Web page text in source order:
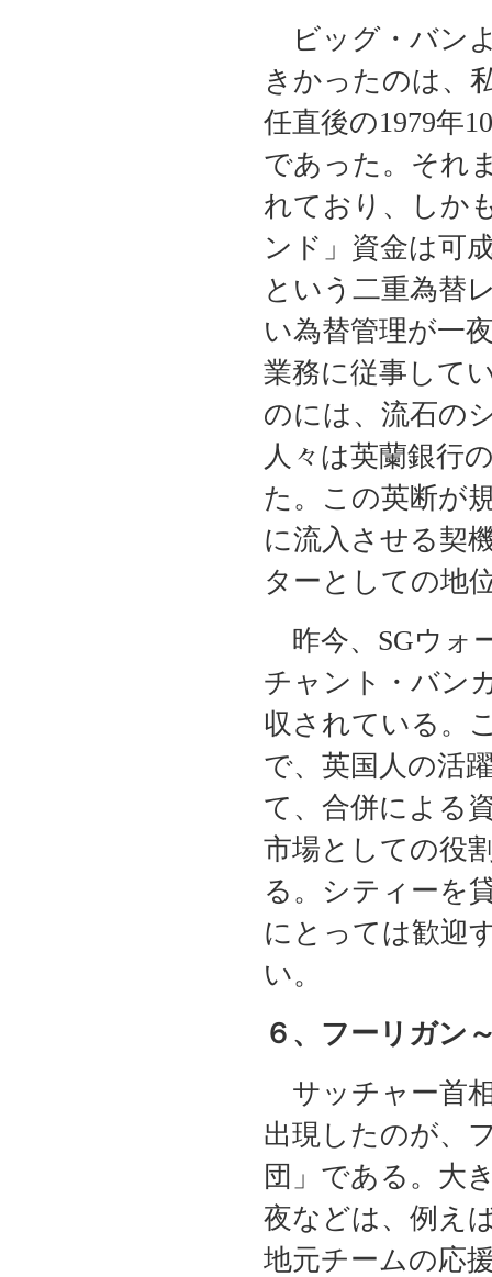
ビッグ・バン
きかったのは、
任直後の1979年
であった。それ
れており、しか
ンド」資金は可
という二重為替
い為替管理が一
業務に従事して
のには、流石の
人々は英蘭銀行
た。この英断が
に流入させる契
ターとしての地
昨今、SGウォ
チャント・バン
収されている。
で、英国人の活
て、合併による
市場としての役
る。シティーを
にとっては歓迎
い。
６、フーリガン
サッチャー首
出現したのが、
団」である。大
夜などは、例え
地元チームの応